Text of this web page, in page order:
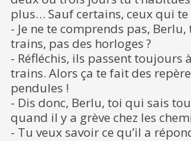
plus… Sauf certains, ceux qui te
- Je ne te comprends pas,
trains, pas des horloges ?
- Réfléchis, ils passent toujours
trains. Alors ça te fait des
pendules !
- Dis donc, Berlu, toi qui sais
quand il y a grève chez les
- Tu veux savoir ce qu’il a